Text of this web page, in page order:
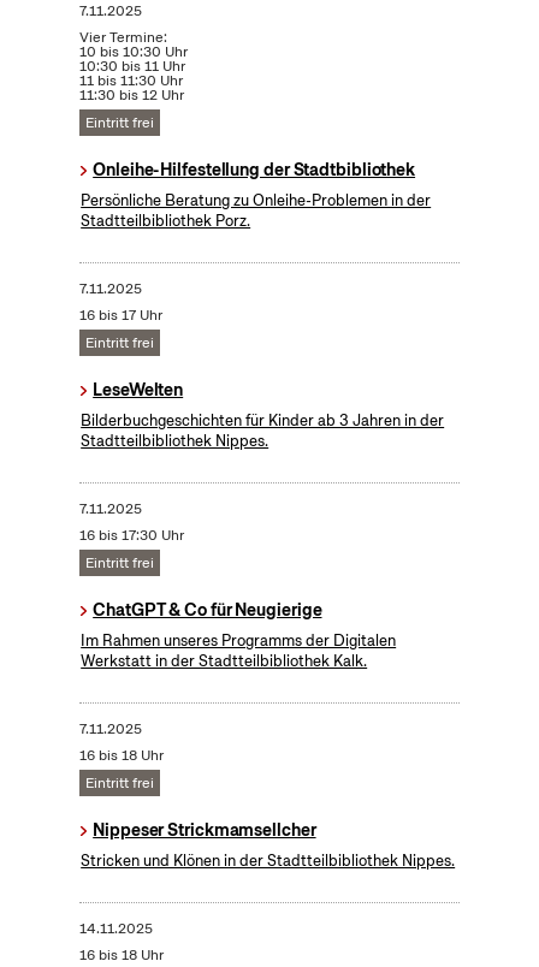
7.11.2025
Vier Termine:
10 bis 10:30 Uhr
10:30 bis 11 Uhr
11 bis 11:30 Uhr
11:30 bis 12 Uhr
Eintritt frei
Onleihe-Hilfestellung der Stadtbibliothek
Persönliche Beratung zu Onleihe-Problemen in der
Stadtteilbibliothek Porz.
7.11.2025
16 bis 17 Uhr
Eintritt frei
LeseWelten
Bilderbuchgeschichten für Kinder ab 3 Jahren in der
Stadtteilbibliothek Nippes.
7.11.2025
16 bis 17:30 Uhr
Eintritt frei
ChatGPT & Co für Neugierige
Im Rahmen unseres Programms der Digitalen
Werkstatt in der Stadtteilbibliothek Kalk.
7.11.2025
16 bis 18 Uhr
Eintritt frei
Nippeser Strickmamsellcher
Stricken und Klönen in der Stadtteilbibliothek Nippes.
14.11.2025
16 bis 18 Uhr